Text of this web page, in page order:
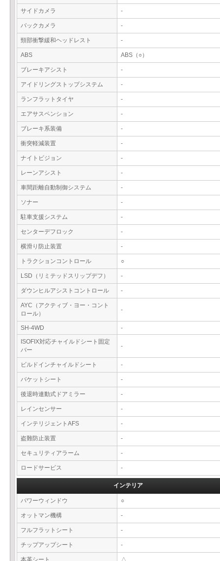
サイドカメラ -
バックカメラ -
頸部衝撃緩和ヘッドレスト -
ABS ABS（○）
ブレーキアシスト -
アイドリングストップシステム -
ランフラットタイヤ -
エアサスペンション -
ブレーキ系装備 -
衝突軽減装置 -
ナイトビジョン -
レーンアシスト -
車間距離自動制御システム -
ソナー -
駐車支援システム -
センターデフロック -
横滑り防止装置 -
トラクションコントロール ○
LSD（リミテッドスリップデフ） -
ダウンヒルアシストコントロール -
AYC（アクティブ・ヨー・コント
ロール）
-
SH-4WD
-
ISOFIX対応チャイルドシート固定
バー
-
ビルドインチャイルドシート -
バケットシート -
後退時連動式ドアミラー -
レインセンサー -
インテリジェントAFS -
盗難防止装置 -
セキュリティアラーム -
ロードサービス -
インテリア
パワーウィンドウ ○
オットマン機構 -
フルフラットシート -
チップアップシート -
本革シート △